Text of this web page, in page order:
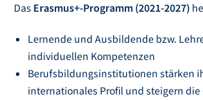
Das Erasmus+-Programm (2021-2027)
Lernende und Ausbildende bzw.
individuellen Kompetenzen
Berufsbildungsinstitutionen stärken
internationales Profil und steigern